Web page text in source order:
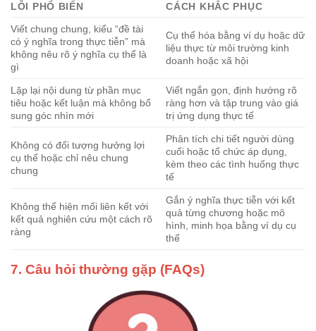
LỖI PHỔ BIẾN
CÁCH KHẮC PHỤC
Viết chung chung, kiểu “đề tài
có ý nghĩa trong thực tiễn” mà
không nêu rõ ý nghĩa cụ thể là
gì
Cụ thể hóa bằng ví dụ hoặc dữ
liệu thực từ môi trường kinh
doanh hoặc xã hội
Lặp lại nội dung từ phần mục
tiêu hoặc kết luận mà không bổ
sung góc nhìn mới
Viết ngắn gọn, định hướng rõ
ràng hơn và tập trung vào giá
trị ứng dụng thực tế
Không có đối tượng hưởng lợi
cụ thể hoặc chỉ nêu chung
chung
Phân tích chi tiết người dùng
cuối hoặc tổ chức áp dụng,
kèm theo các tình huống thực
tế
Không thể hiện mối liên kết với
kết quả nghiên cứu một cách rõ
ràng
Gắn ý nghĩa thực tiễn với kết
quả từng chương hoặc mô
hình, minh họa bằng ví dụ cụ
thể
7. Câu hỏi thường gặp (FAQs)